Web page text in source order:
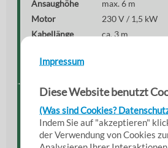
Impressum
Diese Website benutzt
(Was sind Cookies?
Indem Sie auf "akzeptieren"
der Verwendung von Cookies
Ansaughöhe
max. 6 m
Motor
230 V / 1,5 kW
Kabellänge
ca. 3 m
Anschlüsse
Ausgestattet mit Tragegestell für
und Rücklauf sowie einem